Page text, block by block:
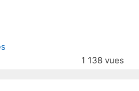
1 138 vues